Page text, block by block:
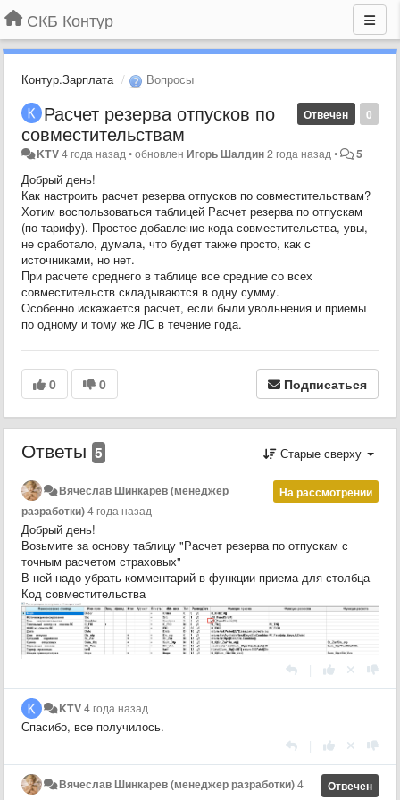
СКБ Контур
Контур.Зарплата Вопросы
0
Отвечен
Расчет резерва отпусков по
совместительствам
KTV4 года назад •обновленИгорь Шалдин2 года назад • 5
Добрый день!
Как настроить расчет резерва отпусков по совместительствам?
Хотим воспользоваться таблицей Расчет резерва по отпускам
(по тарифу). Простое добавление кода совместительства, увы,
не сработало, думала, что будет также просто, как с
источниками, но нет.
При расчете среднего в таблице все средние со всех
совместительств складываются в одну сумму.
Особенно искажается расчет, если были увольнения и приемы
по одному и тому же ЛС в течение года.
0 0 Подписаться
Ответы 5 Старые сверху
На рассмотрении
Вячеслав Шинкарев (менеджер
разработки)4 года назад
Добрый день!
Возьмите за основу таблицу "Расчет резерва по отпускам с
точным расчетом страховых"
В ней надо убрать комментарий в функции приема для столбца
Код совместительства
KTV4 года назад
Спасибо, все получилось.
Отвечен
Вячеслав Шинкарев (менеджер разработки)4